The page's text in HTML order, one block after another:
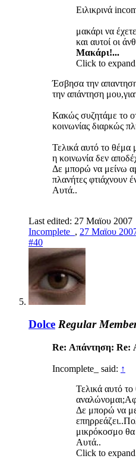
Ειλικρινά
μακάρι να
και αυτοί οι
Μακάρι!...
Click to
Έσβησα την
την απάντηση
Κακώς συζητάμε το
κοινωνίας διαρκώς
Τελικά αυτό το θέμα
η κοινωνία δεν
Δε μπορώ να μείνω
πλανήτες φτιάχνουν
Αυτά..
Last edited: 27 Μαϊου 2007
Incomplete_ , 27 Μαϊου
#40
Dolce Regular
Re: Απάντηση:
Incomplete_ said: ↑
Τελικά αυτό
Δε μπορώ να
μικρόκοσμο
Αυτά..
Click to